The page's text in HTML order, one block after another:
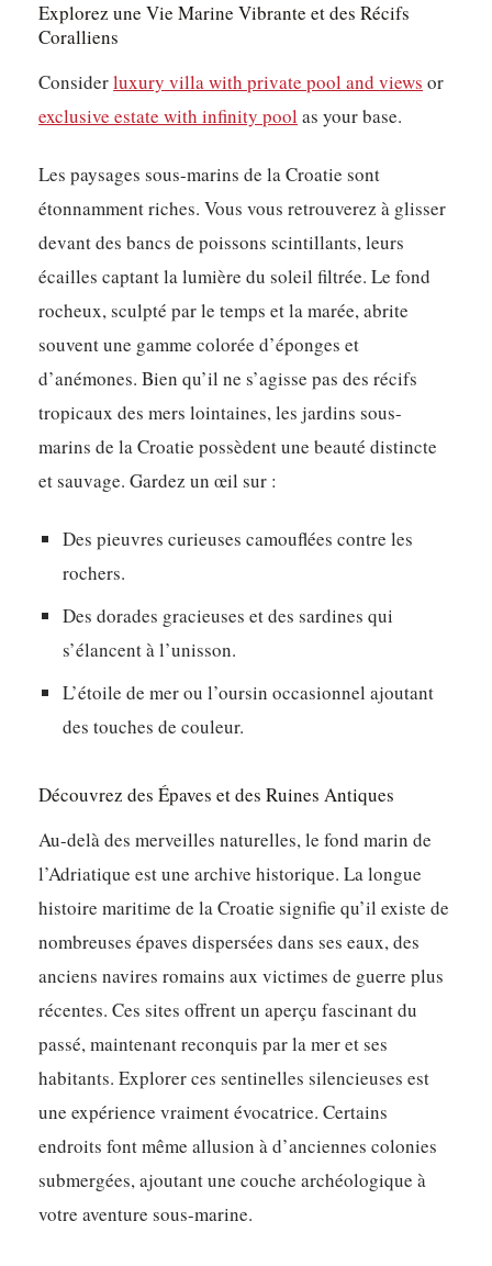
Explorez une Vie Marine Vibrante et des Récifs
Coralliens
Considerluxury villa with private pool and views or
exclusive estate with infinity pool as your base.
Les paysages sous-marins de la Croatie sont
étonnamment riches. Vous vous retrouverez à glisser
devant des bancs de poissons scintillants, leurs
écailles captant la lumière du soleil filtrée. Le fond
rocheux, sculpté par le temps et la marée, abrite
souvent une gamme colorée d’éponges et
d’anémones. Bien qu’il ne s’agisse pas des récifs
tropicaux des mers lointaines, les jardins sous-
marins de la Croatie possèdent une beauté distincte
et sauvage. Gardez un œil sur :
Des pieuvres curieuses camouflées contre les
rochers.
Des dorades gracieuses et des sardines qui
s’élancent à l’unisson.
L’étoile de mer ou l’oursin occasionnel ajoutant
des touches de couleur.
Découvrez des Épaves et des Ruines Antiques
Au-delà des merveilles naturelles, le fond marin de
l’Adriatique est une archive historique. La longue
histoire maritime de la Croatie signifie qu’il existe de
nombreuses épaves dispersées dans ses eaux, des
anciens navires romains aux victimes de guerre plus
récentes. Ces sites offrent un aperçu fascinant du
passé, maintenant reconquis par la mer et ses
habitants. Explorer ces sentinelles silencieuses est
une expérience vraiment évocatrice. Certains
endroits font même allusion à d’anciennes colonies
submergées, ajoutant une couche archéologique à
votre aventure sous-marine.